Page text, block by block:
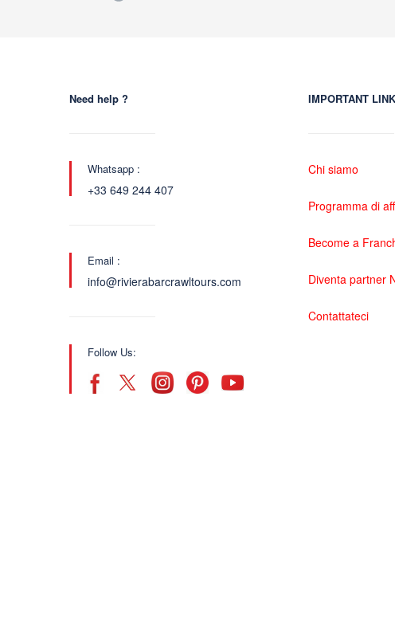
Need help ?
Whatsapp :
+33 649 244 407
Email :
info@rivierabarcrawltours.com
Follow Us:
IMPORTANT
Chi siamo
Programma di
Become a
Diventa partner
Contattateci